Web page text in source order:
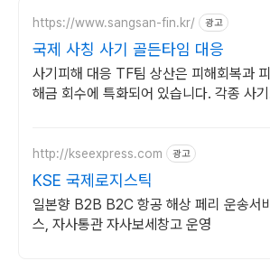
https://www.sangsan-fin.kr/ 광고
국제 사칭 사기 골든타임 대응
사기피해 대응 TF팀 상산은 피해회복과 피
해금 회수에 특화되어 있습니다. 각종 사기
http://kseexpress.com 광고
KSE 국제로지스틱
일본향 B2B B2C 항공 해상 페리 운송서비
스, 자사통관 자사보세창고 운영